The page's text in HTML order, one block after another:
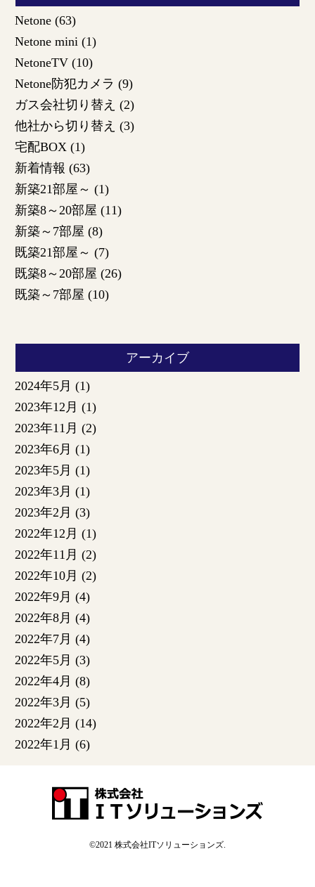
Netone (63)
Netone mini (1)
NetoneTV (10)
Netone防犯カメラ (9)
ガス会社切り替え (2)
他社から切り替え (3)
宅配BOX (1)
新着情報 (63)
新築21部屋～ (1)
新築8～20部屋 (11)
新築～7部屋 (8)
既築21部屋～ (7)
既築8～20部屋 (26)
既築～7部屋 (10)
アーカイブ
2024年5月 (1)
2023年12月 (1)
2023年11月 (2)
2023年6月 (1)
2023年5月 (1)
2023年3月 (1)
2023年2月 (3)
2022年12月 (1)
2022年11月 (2)
2022年10月 (2)
2022年9月 (4)
2022年8月 (4)
2022年7月 (4)
2022年5月 (3)
2022年4月 (8)
2022年3月 (5)
2022年2月 (14)
2022年1月 (6)
©2021 株式会社ITソリューションズ.